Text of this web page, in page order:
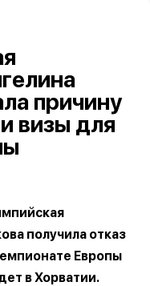
причину
визы для
получила отказ
Европы
в Хорватии.